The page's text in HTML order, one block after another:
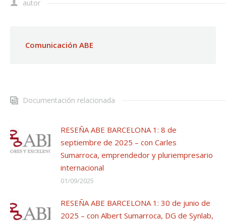
autor
Comunicación ABE
Documentación relacionada
RESEÑA ABE BARCELONA 1: 8 de
septiembre de 2025 – con Carles
Sumarroca, emprendedor y pluriempresario
internacional
01/09/2025
RESEÑA ABE BARCELONA 1: 30 de junio de
2025 – con Albert Sumarroca, DG de Synlab,